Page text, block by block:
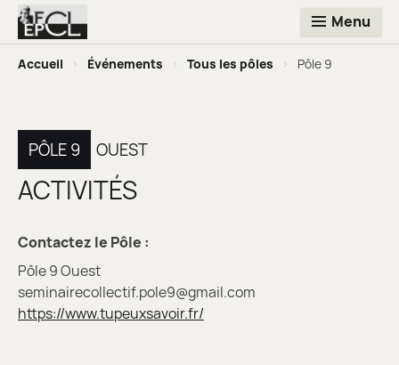
Menu
Accueil > Événements > Tous les pôles > Pôle 9
PÔLE 9 OUEST
ACTIVITÉS
Contactez le Pôle :
Pôle 9 Ouest
seminairecollectif.pole9@gmail.com
https://www.tupeuxsavoir.fr/